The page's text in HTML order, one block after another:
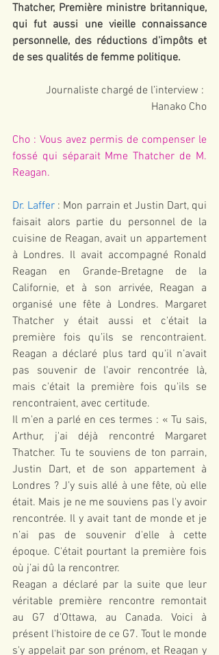
Thatcher, Première ministre britannique,
qui fut aussi une vieille connaissance
personnelle, des réductions d'impôts et
de ses qualités de femme politique.
Journaliste chargé de l’interview :
Hanako Cho
Cho : Vous avez permis de compenser le
fossé qui séparait Mme Thatcher de M.
Reagan.
Dr. Laffer : Mon parrain et Justin Dart, qui
faisait alors partie du personnel de la
cuisine de Reagan, avait un appartement
à Londres. Il avait accompagné Ronald
Reagan en Grande-Bretagne de la
Californie, et à son arrivée, Reagan a
organisé une fête à Londres. Margaret
Thatcher y était aussi et c'était la
première fois qu’ils se rencontraient.
Reagan a déclaré plus tard qu'il n’avait
pas souvenir de l'avoir rencontrée là,
mais c'était la première fois qu'ils se
rencontraient, avec certitude.
Il m'en a parlé en ces termes : « Tu sais,
Arthur, j'ai déjà rencontré Margaret
Thatcher. Tu te souviens de ton parrain,
Justin Dart, et de son appartement à
Londres ? J’y suis allé à une fête, où elle
était. Mais je ne me souviens pas l'y avoir
rencontrée. Il y avait tant de monde et je
n’ai pas de souvenir d'elle à cette
époque. C'était pourtant la première fois
où j’ai dû la rencontrer.
Reagan a déclaré par la suite que leur
véritable première rencontre remontait
au G7 d’Ottawa, au Canada. Voici à
présent l'histoire de ce G7. Tout le monde
s'y appelait par son prénom, et Reagan y